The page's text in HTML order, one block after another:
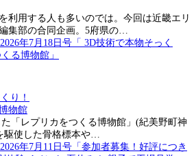
利用する人も多いのでは。今回は近畿エリ
集部の合同企画。5府県の…
り！
物館
「レプリカをつくる博物館」(紀美野町神
駆使した骨格標本や…